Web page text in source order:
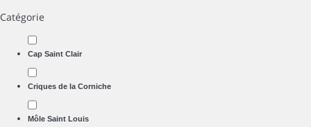
Catégorie
Cap Saint Clair
Criques de la Corniche
Môle Saint Louis